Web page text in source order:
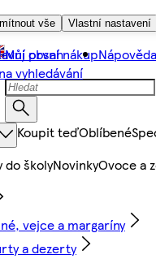
vše Vlastní nastavení
obsah
vyhledávání
Můj první nákupNápověda
Koupit teďOblíbené
do školyNovinkyOvoce a
vejce a margaríny
a dezerty